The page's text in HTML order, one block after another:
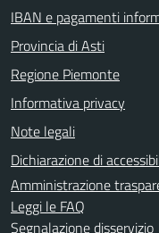
IBAN e pagamenti
Provincia di Asti
Regione Piemonte
Informativa privacy
Note legali
Dichiarazione di
Amministrazione
Leggi le FAQ
Segnalazione disservizio